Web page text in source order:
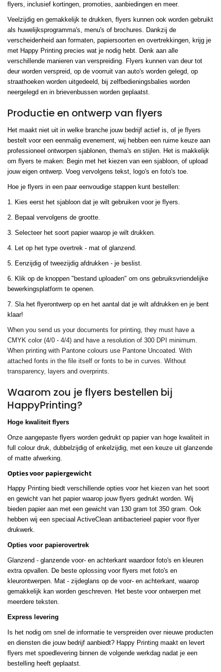
flyers, inclusief kortingen, promoties, aanbiedingen en meer.
Veelzijdig en gemakkelijk te drukken, flyers kunnen ook worden gebruikt
als huwelijksprogramma's, menu's of brochures. Dankzij de
verscheidenheid aan formaten, papiersoorten en overtrekkingen, krijg je
met Happy Printing precies wat je nodig hebt. Denk aan alle
verschillende manieren van verspreiding. Flyers kunnen van deur tot
deur worden verspreid, op de voorruit van auto's worden gelegd, op
straathoeken worden uitgedeeld, bij zelfbedieningsbalies worden
neergelegd en in brievenbussen worden geplaatst.
Productie en ontwerp van flyers
Het maakt niet uit in welke branche jouw bedrijf actief is, of je flyers
bestelt voor een eenmalig evenement, wij hebben een ruime keuze aan
professioneel ontworpen sjablonen, thema's en stijlen. Het is makkelijk
om flyers te maken: Begin met het kiezen van een sjabloon, of upload
jouw eigen ontwerp. Voeg vervolgens tekst, logo's en foto's toe.
Hoe je flyers in een paar eenvoudige stappen kunt bestellen:
1. Kies eerst het sjabloon dat je wilt gebruiken voor je flyers.
2. Bepaal vervolgens de grootte.
3. Selecteer het soort papier waarop je wilt drukken.
4. Let op het type overtrek - mat of glanzend.
5. Eenzijdig of tweezijdig afdrukken - je beslist.
6. Klik op de knoppen "bestand uploaden" om ons gebruiksvriendelijke
bewerkingsplatform te openen.
7. Sla het flyerontwerp op en het aantal dat je wilt afdrukken en je bent
klaar!
When you send us your documents for printing, they must have a
CMYK color (4/0 - 4/4) and have a resolution of 300 DPI minimum.
When printing with Pantone colours use Pantone Uncoated. With
attached fonts in the file itself or fonts to be in curves. Without
transparency, layers and overprints.
Waarom zou je flyers bestellen bij
HappyPrinting?
Hoge kwaliteit flyers
Onze aangepaste flyers worden gedrukt op papier van hoge kwaliteit in
full colour druk, dubbelzijdig of enkelzijdig, met een keuze uit glanzende
of matte afwerking.
Opties voor papiergewicht
Happy Printing biedt verschillende opties voor het kiezen van het soort
en gewicht van het papier waarop jouw flyers gedrukt worden. Wij
bieden papier aan met een gewicht van 130 gram tot 350 gram. Ook
hebben wij een speciaal ActiveClean antibacterieel papier voor flyer
drukwerk.
Opties voor papierovertrek
Glanzend - glanzende voor- en achterkant waardoor foto's en kleuren
extra opvallen. De beste oplossing voor flyers met foto's en
kleurontwerpen. Mat - zijdeglans op de voor- en achterkant, waarop
gemakkelijk kan worden geschreven. Het beste voor ontwerpen met
meerdere teksten.
Express levering
Is het nodig om snel de informatie te verspreiden over nieuwe producten
en diensten die jouw bedrijf aanbiedt? Happy Printing maakt en levert
flyers met spoedlevering binnen de volgende werkdag nadat je een
bestelling heeft geplaatst.